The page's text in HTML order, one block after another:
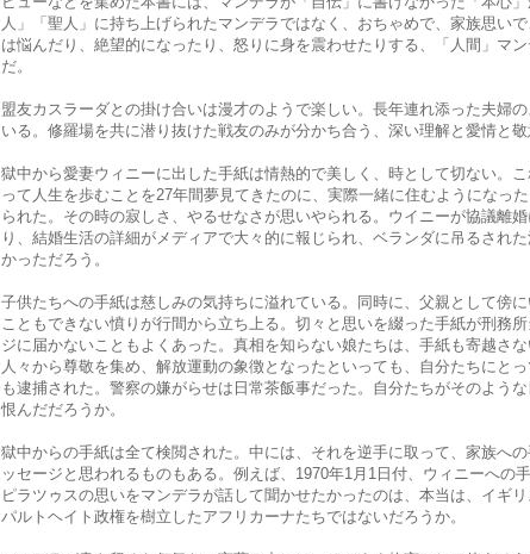
人」「聖人」に持ち上げられたマンデラではなく、おちゃめで、家族思い
は悩んだり、絶望的になったり、怒りに身を震わせたりする、「人間」マ
だ。
盟友カスラーダとの掛け合いは漫才のようで楽しい。長年連れ添った夫婦
いる。修羅場を共に潜り抜けた戦友のみが分かち合う、深い理解と愛情と敬
獄中から愛妻ウィニーに出した手紙は情熱的で美しく、時として切ない。
って人生を歩むことを27年間夢見てきたのに、実際一緒に住むようになっ
られた。その時の寂しさ、やるせなさが思いやられる。ウイニーが協議離
り、結婚生活の詳細がメディアで大々的に報じられ、ベランダに吊るされ
かっただろう。
子供たちへの手紙は慈しみの気持ちに溢れている。同時に、父親として傍
こともできない憤りが行間から立ち上る。切々と思いを綴った手紙が刑務
ジに届かないこともよくあった。真相を知らない娘たちは、手紙も寄越さな
人々から尊敬を集め、解放運動の象徴となったといっても、自分たちにと
も逮捕された。警察の嫌がらせは日常茶飯事だった。自分たちがそのよう
恨んだだろうか。
獄中からの手紙は全て検閲された。中には、それを逆手に取って、家族へ
ッセージと思われるものもある。例えば、1970年1月1日付、ウィニーへの
ピラツゥスの思いをマンデラが話して聞かせたかったのは、本当は、イギ
パルトヘイト政権を樹立したアフリカーナたちではないだろうか。